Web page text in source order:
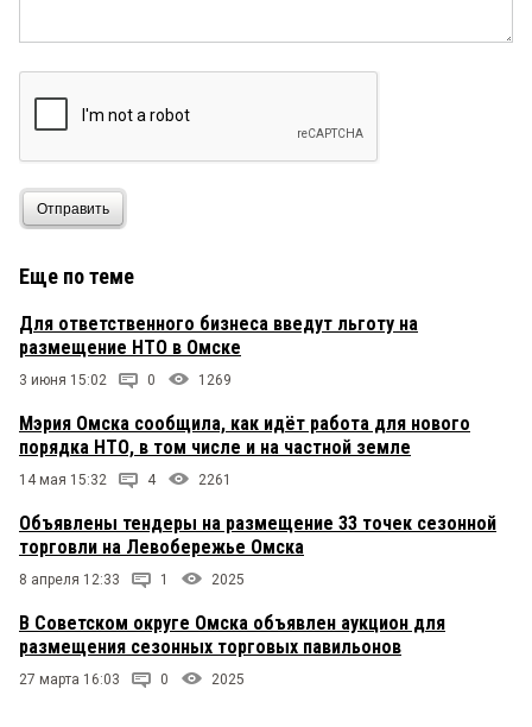
такое может быть? Откаты??? Сколько нужно
заплатить мэру чтобы она ослушалась
подбирает губернатор? То, прости меня, господи,
Солдатрву, то Зарембу, да сколько ж можно так
городской землей как своей распоряжаются.
предпринимателя заберут и аргументируют это
как соблюдение интересов омичей. А губернатор
в позу страуса принял, делает вид что проблемы
с НТО не существует. В следующий раз, на
выборах, думайте уважаемые омичи за кого
голосовать свой отдать.
Моё мнение.
Омскому правительству распоряжение
Мишустина неукез. Оно приследует наверное
Винтик 1 марта 2021 в 18:22:
Самое не приятное что в этом беззаконии
послушно принимают участие чиновники пониже
Отправить
Еще по теме
Для ответственного бизнеса введут льготу на
размещение НТО в Омске
3 июня 15:02 0 1269
Мэрия Омска сообщила, как идёт работа для нового
порядка НТО, в том числе и на частной земле
14 мая 15:32 4 2261
Объявлены тендеры на размещение 33 точек сезонной
торговли на Левобережье Омска
8 апреля 12:33 1 2025
В Советском округе Омска объявлен аукцион для
размещения сезонных торговых павильонов
27 марта 16:03 0 2025